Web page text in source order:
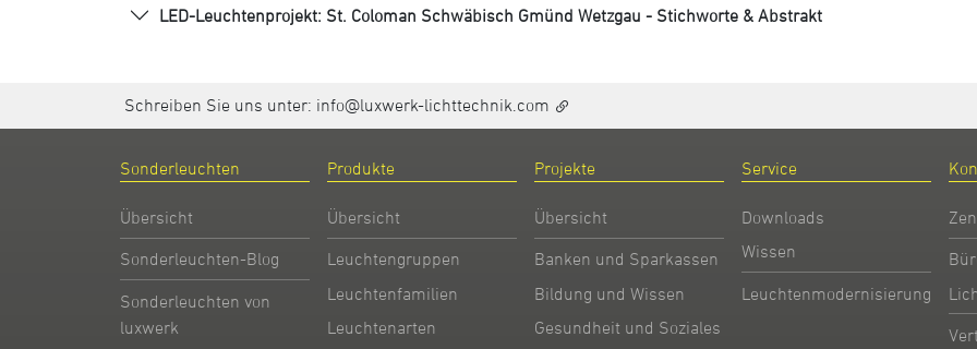
LED-Leuchtenprojekt: St. Coloman Schwäbisch Gmünd Wetzgau - Stichworte & Abstrakt
Schreiben Sie uns unter: info@luxwerk-lichttechnik.com
Sonderleuchten
Übersicht
Sonderleuchten-Blog
Sonderleuchten von
luxwerk
Produkte
Übersicht
Leuchtengruppen
Leuchtenfamilien
Leuchtenarten
Projekte
Übersicht
Banken und Sparkassen
Bildung und Wissen
Gesundheit und Soziales
Service
Downloads
Wissen
Leuchtenmodernisierung